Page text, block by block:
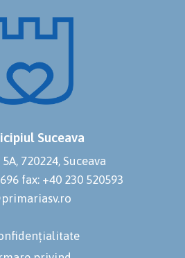
Suceava
720224, Suceava
fax: +40 230 520593